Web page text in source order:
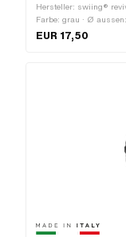
Hersteller: swiing®
Farbe: grau · Ø
3 mm · Oberfläche: roh
EUR 17,50